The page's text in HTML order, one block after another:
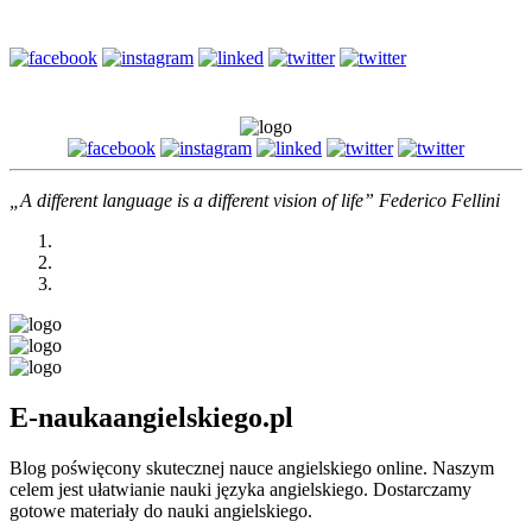
„A different language is a different vision of life” Federico Fellini
E-naukaangielskiego.pl
Blog poświęcony skutecznej nauce angielskiego online. Naszym
celem jest ułatwianie nauki języka angielskiego. Dostarczamy
gotowe materiały do nauki angielskiego.